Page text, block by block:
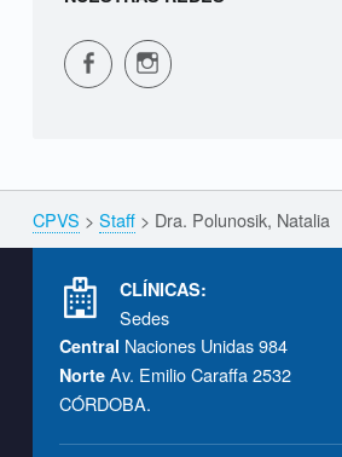
a
CPVS en Facebook CPVS en Instagram
Breadcrumbs navigation
CPVS > Staff> Dra. Polunosik, Natalia
CLÍNICAS:
Sedes
Central Naciones Unidas 984
Norte Av. Emilio Caraffa 2532
CÓRDOBA.